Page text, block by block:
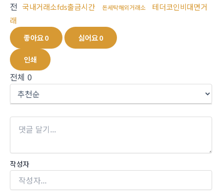
전 국내거래소fds출금시간 돈세탁해외거래소
테더코인비대면거
래
좋아요0 싫어요0
인쇄
전체 0
작성자